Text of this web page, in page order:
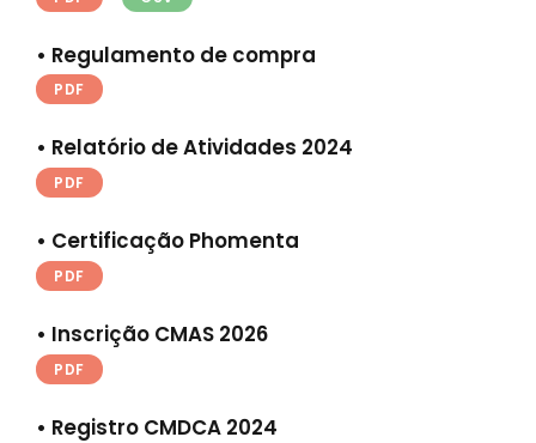
• Regulamento de compra
PDF
• Relatório de Atividades 2024
PDF
• Certificação Phomenta
PDF
• Inscrição CMAS 2026
PDF
• Registro CMDCA 2024